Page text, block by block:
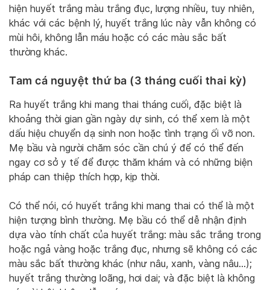
hiện huyết trắng màu trắng đục, lượng nhiều, tuy nhiên,
khác với các bệnh lý, huyết trắng lúc này vẫn không có
mùi hôi, không lẫn máu hoặc có các màu sắc bất
thường khác.
Tam cá nguyệt thứ ba (3 tháng cuối thai kỳ)
Ra huyết trắng khi mang thai tháng cuối, đặc biệt là
khoảng thời gian gần ngày dự sinh, có thể xem là một
dấu hiệu chuyển dạ sinh non hoặc tình trạng ối vỡ non.
Mẹ bầu và người chăm sóc cần chú ý để có thể đến
ngay cơ sở y tế để được thăm khám và có những biện
pháp can thiệp thích hợp, kịp thời.
Có thể nói, có huyết trắng khi mang thai có thể là một
hiện tượng bình thường. Mẹ bầu có thể dễ nhận định
dựa vào tính chất của huyết trắng: màu sắc trắng trong
hoặc ngả vàng hoặc trắng đục, nhưng sẽ không có các
màu sắc bất thường khác (như nâu, xanh, vàng nâu…);
huyết trắng thường loãng, hơi dai; và đặc biệt là không